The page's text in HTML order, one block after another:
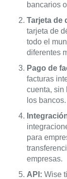
bancarios
Tarjeta de
tarjeta de
todo el
diferentes
Pago de
facturas
cuenta, sin
los bancos.
para
empresas.
API: Wise